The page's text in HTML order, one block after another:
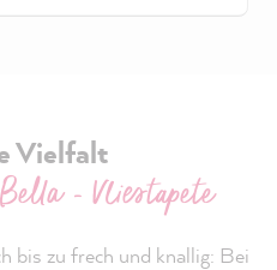
Vielfalt
- Vliestapete
bis zu frech und knallig: Bei